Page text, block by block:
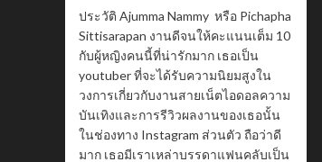
ประวัติ Ajumma Nammy หรือ Pichapha
Sittisarapan งานดีจนให้คะแนนเต็ม 10
กับผู้หญิงคนนี้ที่น่ารักมาก เธอเป็น
youtuber ที่จะได้รับความนิยมสูงใน
วงการเกี่ยวกับงานสายเน็ตไอดอลความ
บันเทิงและการรีวิวผลงานของเธอนั้น
ในช่องทาง Instagram ส่วนตัว ถือว่าดี
มาก เธอมีเราเหล่าบรรดาแฟนคลับเป็น